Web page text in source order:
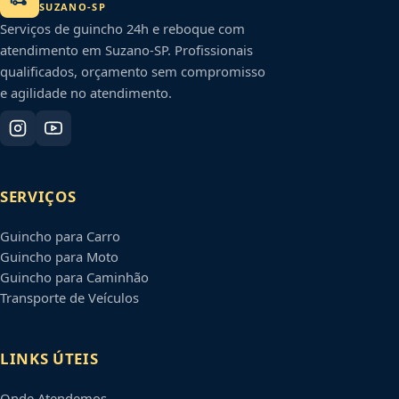
SUZANO-SP
Serviços de guincho 24h e reboque com
atendimento em Suzano-SP. Profissionais
qualificados, orçamento sem compromisso
e agilidade no atendimento.
SERVIÇOS
Guincho para Carro
Guincho para Moto
Guincho para Caminhão
Transporte de Veículos
LINKS ÚTEIS